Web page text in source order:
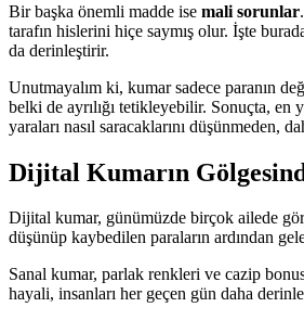
Bir başka önemli madde ise mali sorunlar
tarafın hislerini hiçe saymış olur. İşte
da derinleştirir.
Unutmayalım ki, kumar sadece paranın
belki de ayrılığı tetikleyebilir. Sonuçta, en
yaraları nasıl saracaklarını düşünmeden,
Dijital Kumarın
Dijital kumar, günümüzde birçok ailede
düşünüp kaybedilen paraların ardından
Sanal kumar, parlak renkleri ve cazip
hayali, insanları her geçen gün daha